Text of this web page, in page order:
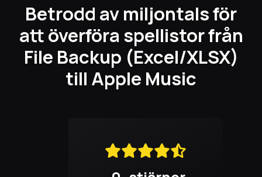
Betrodd av miljontals för
att överföra spellistor från
File Backup (Excel/XLSX)
till Apple Music